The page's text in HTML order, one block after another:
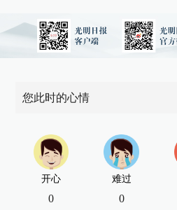
您此时的心情
开心
0
难过
0